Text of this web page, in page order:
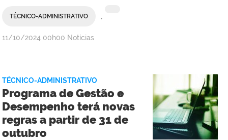
TÉCNICO-ADMINISTRATIVO ,
por
Reitoria
publicado
11/10/2024 00h00 Notícias
TÉCNICO-ADMINISTRATIVO
Programa de Gestão e
Desempenho terá novas
regras a partir de 31 de
outubro